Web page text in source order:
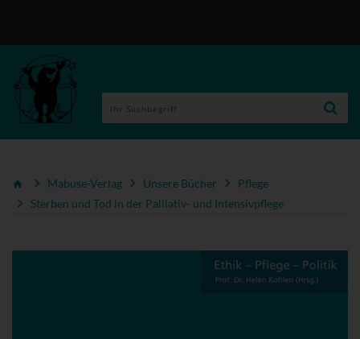
Mabuse-Verlag Unsere Bücher
Pflege
Sterben und Tod in der Palliativ- und Intensivpflege